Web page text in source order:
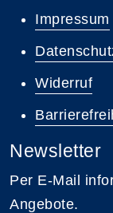
Impressum
Widerruf
Newsletter
Per E-Mail
Angebote.